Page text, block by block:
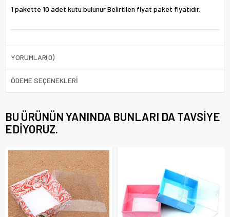
1 pakette 10 adet kutu bulunur Belirtilen fiyat paket fiyatıdır.
YORUMLAR(0)
ÖDEME SEÇENEKLERI
BU ÜRÜNÜN YANINDA BUNLARI DA TAVSIYE
EDIYORUZ.